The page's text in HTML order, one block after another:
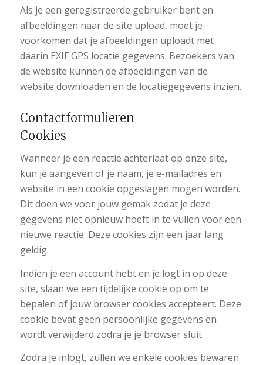
Als je een geregistreerde gebruiker bent en
afbeeldingen naar de site upload, moet je
voorkomen dat je afbeeldingen uploadt met
daarin EXIF GPS locatie gegevens. Bezoekers van
de website kunnen de afbeeldingen van de
website downloaden en de locatiegegevens inzien.
Contactformulieren
Cookies
Wanneer je een reactie achterlaat op onze site,
kun je aangeven of je naam, je e-mailadres en
website in een cookie opgeslagen mogen worden.
Dit doen we voor jouw gemak zodat je deze
gegevens niet opnieuw hoeft in te vullen voor een
nieuwe reactie. Deze cookies zijn een jaar lang
geldig.
Indien je een account hebt en je logt in op deze
site, slaan we een tijdelijke cookie op om te
bepalen of jouw browser cookies accepteert. Deze
cookie bevat geen persoonlijke gegevens en
wordt verwijderd zodra je je browser sluit.
Zodra je inlogt, zullen we enkele cookies bewaren